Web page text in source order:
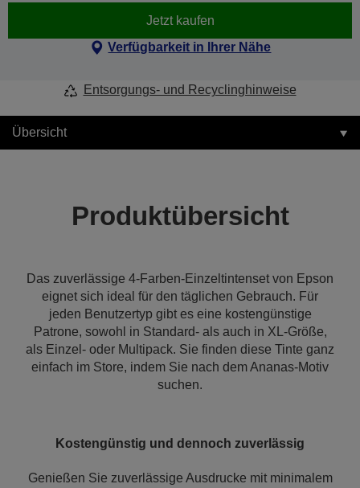
Jetzt kaufen
Verfügbarkeit in Ihrer Nähe
Entsorgungs- und Recyclinghinweise
Übersicht
Produktübersicht
Das zuverlässige 4-Farben-Einzeltintenset von Epson
eignet sich ideal für den täglichen Gebrauch. Für
jeden Benutzertyp gibt es eine kostengünstige
Patrone, sowohl in Standard- als auch in XL-Größe,
als Einzel- oder Multipack. Sie finden diese Tinte ganz
einfach im Store, indem Sie nach dem Ananas-Motiv
suchen.
Kostengünstig und dennoch zuverlässig
Genießen Sie zuverlässige Ausdrucke mit minimalem